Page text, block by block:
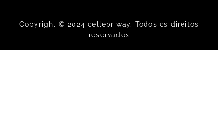
Copyright © 2024 cellebriway. Todos os direitos
reservados